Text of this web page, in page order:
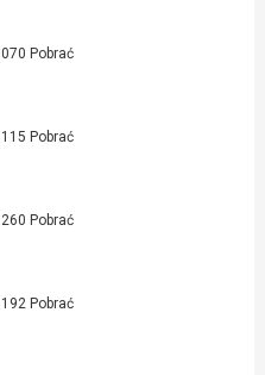
Pobrać
Pobrać
Pobrać
Pobrać